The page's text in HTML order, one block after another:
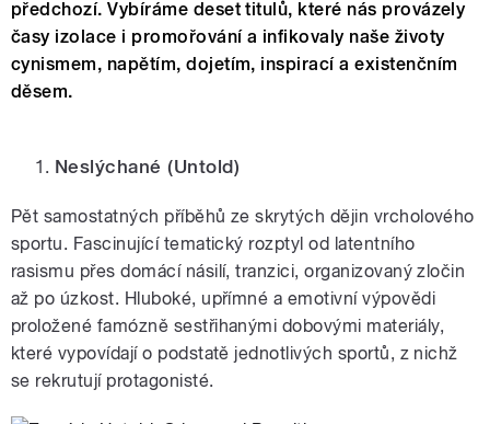
předchozí. Vybíráme deset titulů, které nás provázely
časy izolace i promořování a infikovaly naše životy
cynismem, napětím, dojetím, inspirací a existenčním
děsem.
Neslýchané(Untold)
Pět samostatných příběhů ze skrytých dějin vrcholového
sportu. Fascinující tematický rozptyl od latentního
rasismu přes domácí násilí, tranzici, organizovaný zločin
až po úzkost. Hluboké, upřímné a emotivní výpovědi
proložené famózně sestřihanými dobovými materiály,
které vypovídají o podstatě jednotlivých sportů, z nichž
se rekrutují protagonisté.